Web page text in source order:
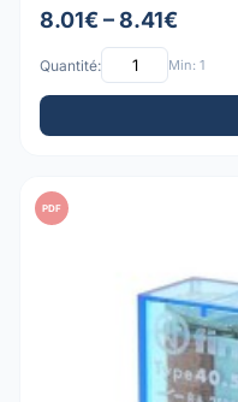
8.01€ – 8.41€
Quantité: Min: 1
PDF